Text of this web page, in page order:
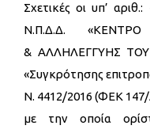
Σχετικές οι υπ’
Ν.Π.Δ.Δ. «ΚΕΝΤΡΟ
& ΑΛΛΗΛΕΓΓΥΗΣ
«Συγκρότησης
Ν. 4412/2016 (ΦΕΚ 147/
με την οποία